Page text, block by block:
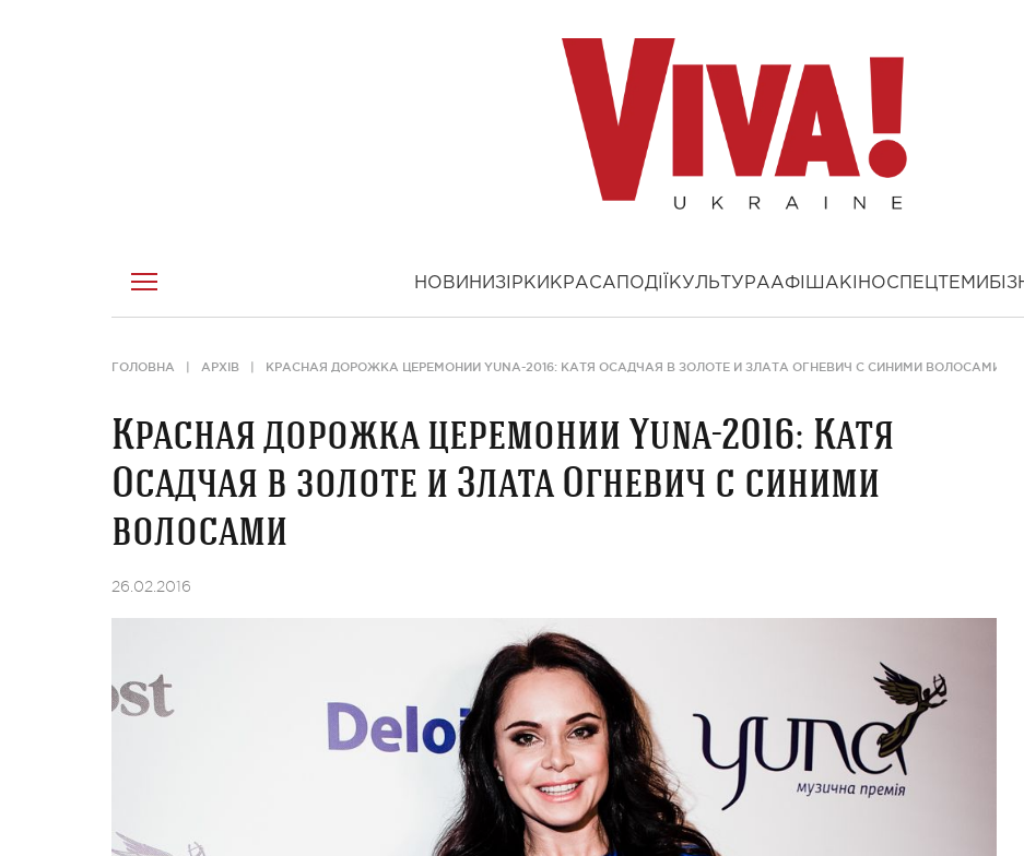
НОВИНИ ЗІРКИ КРАСА ПОДІЇ КУЛЬТУРААФІША КІНОСПЕЦТЕМИ
ГОЛОВНА АРХІВ КРАСНАЯ ДОРОЖКА ЦЕРЕМОНИИ YUNA-2016: КАТЯ ОСАДЧАЯ В ЗОЛОТЕ И ЗЛАТА ОГНЕВИЧ С СИНИМИ ВОЛОСАМИ
Красная дорожка церемонии Yuna-2016: Катя
Осадчая в золоте и Злата Огневич с синими
волосами
26.02.2016